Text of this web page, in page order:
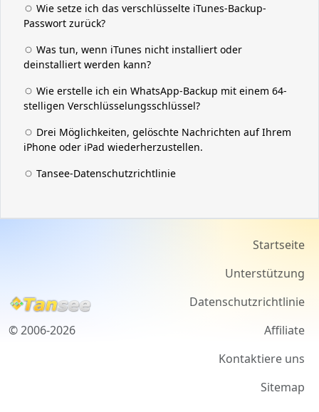
Wie setze ich das verschlüsselte iTunes-Backup-
Passwort zurück?
Was tun, wenn iTunes nicht installiert oder
deinstalliert werden kann?
Wie erstelle ich ein WhatsApp-Backup mit einem 64-
stelligen Verschlüsselungsschlüssel?
Drei Möglichkeiten, gelöschte Nachrichten auf Ihrem
iPhone oder iPad wiederherzustellen.
Tansee-Datenschutzrichtlinie
© 2006-2026
Startseite
Unterstützung
Datenschutzrichtlinie
Affiliate
Kontaktiere uns
Sitemap